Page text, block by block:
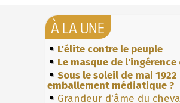
À LA UNE
L'élite contre le peuple
Le masque de
Sous le soleil de mai
emballement médiatique ?
Grandeur d'âme du